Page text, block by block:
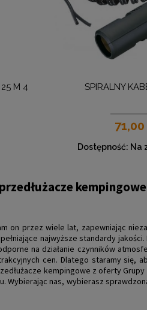
M 4
SPIRALNY
71,00
Dostępność: Na
on przez wiele lat, zapewniając
najwyższe standardy jakości.
na działanie czynników
cen. Dlatego staramy się,
kempingowe z oferty
Wybierając nas, wybierasz